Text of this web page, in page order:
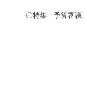
〇特